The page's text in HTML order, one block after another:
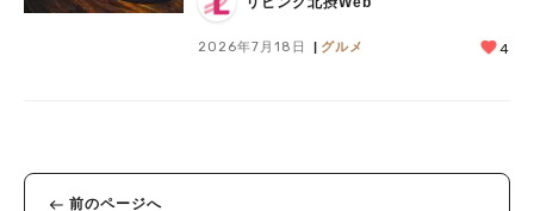
2026年7月18日 グルメ 4
前のページへ